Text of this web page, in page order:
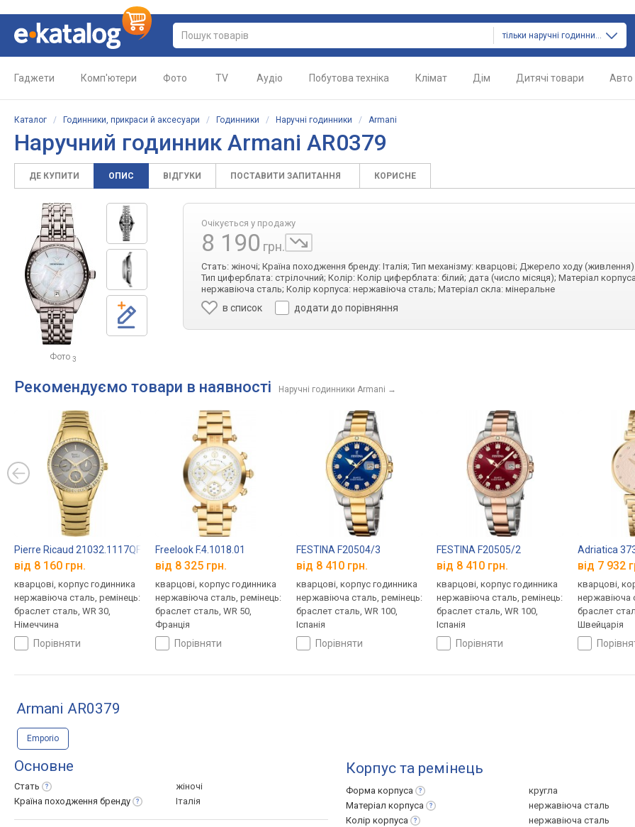
тільки наручні годинники
Гаджети Комп'ютери Фото TV Аудіо Побутова техніка Клімат Дім Дитячі товари Авто
Каталог / Годинники, прикраси й аксесуари / Годинники / Наручні годинники / Armani
Наручний годинник Armani AR0379
ДЕ КУПИТИ ОПИС ВІДГУКИ ПОСТАВИТИ ЗАПИТАННЯ КОРИСНЕ
Фото 3
Очікується у продажу
8 190 грн.
Стать: жіночі; Країна походження бренду: Італія; Тип механізму: кварцові; Джерело ходу
Тип циферблата: стрілочний; Колір: Колір циферблата: білий; дата (число місяця); Матеріал
нержавіюча сталь; Колір корпуса: нержавіюча сталь; Матеріал скла: мінеральне
в список додати до порівняння
Рекомендуємо товари в наявності Наручні годинники Armani →
Pierre Ricaud 21032.1117QFZ
від 8 160 грн.
кварцові, корпус годинника
нержавіюча сталь, ремінець:
браслет сталь, WR 30,
Німеччина
порівняти
Freelook F.4.1018.01
від 8 325 грн.
кварцові, корпус годинника
нержавіюча сталь, ремінець:
браслет сталь, WR 50,
Франція
порівняти
FESTINA F20504/3
від 8 410 грн.
кварцові, корпус годинника
нержавіюча сталь, ремінець:
браслет сталь, WR 100,
Іспанія
порівняти
FESTINA F20505/2
від 8 410 грн.
кварцові, корпус годинника
нержавіюча сталь, ремінець:
браслет сталь, WR 100,
Іспанія
порівняти
Adriatica
від 7 932
кварцові,
нержавіюча
браслет
Швейцарія
Armani AR0379
Emporio
Основне
Стать
жіночі
Країна походження бренду Італія
Корпус та ремінець
Форма корпуса
кругла
Матеріал корпуса
нержавіюча сталь
Колір корпуса
нержавіюча сталь